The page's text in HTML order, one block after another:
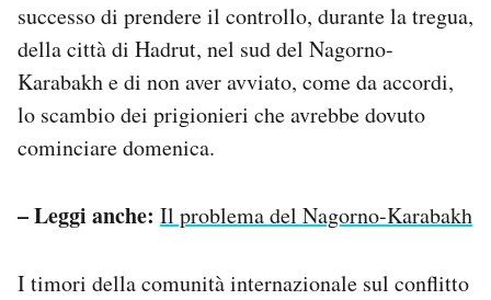
successo di prendere il controllo, durante la tregua,
della città di Hadrut, nel sud del Nagorno-
Karabakh e di non aver avviato, come da accordi,
lo scambio dei prigionieri che avrebbe dovuto
cominciare domenica.
– Leggi anche: Il problema del Nagorno-Karabakh
I timori della comunità internazionale sul conflitto